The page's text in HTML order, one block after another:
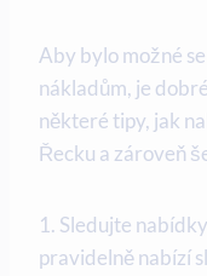
Aby bylo možné
nákladům, je
některé tipy, jak
Řecku a zároveň
1. Sledujte
pravidelně nabízí